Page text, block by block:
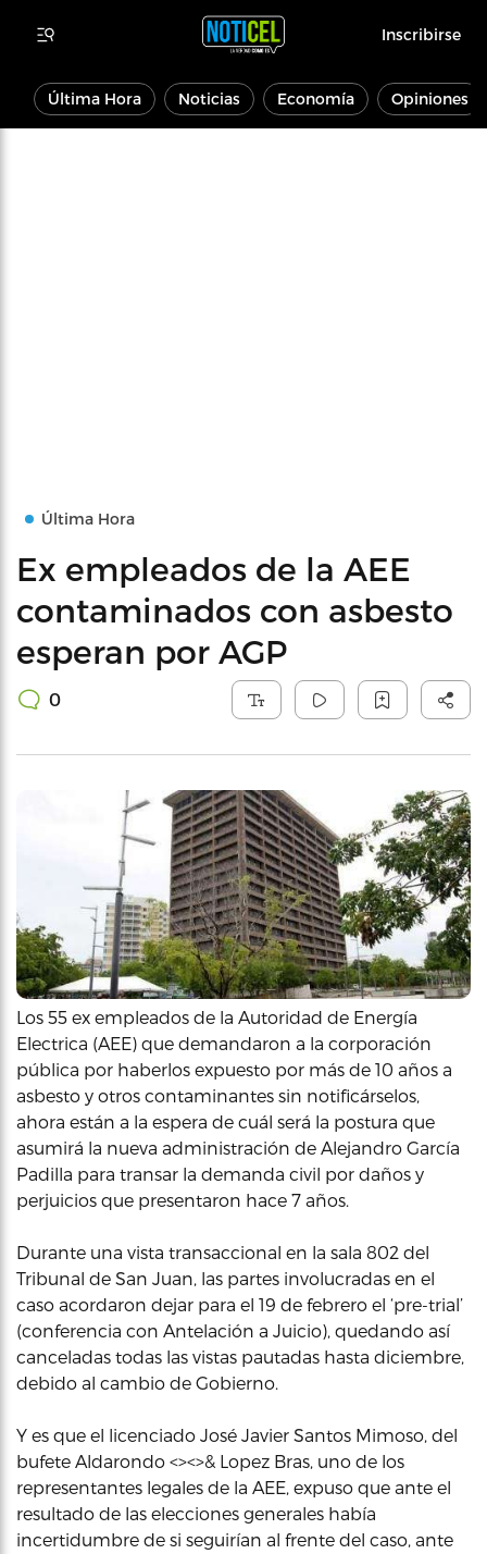
Inscribirse
Última Hora Noticias Economía Opiniones
Última Hora
Ex empleados de la AEE
contaminados con asbesto
esperan por AGP
0
Los 55 ex empleados de la Autoridad de Energía
Electrica (AEE) que demandaron a la corporación
pública por haberlos expuesto por más de 10 años a
asbesto y otros contaminantes sin notificárselos,
ahora están a la espera de cuál será la postura que
asumirá la nueva administración de Alejandro García
Padilla para transar la demanda civil por daños y
perjuicios que presentaron hace 7 años.
Durante una vista transaccional en la sala 802 del
Tribunal de San Juan, las partes involucradas en el
caso acordaron dejar para el 19 de febrero el ‘pre-trial’
(conferencia con Antelación a Juicio), quedando así
canceladas todas las vistas pautadas hasta diciembre,
debido al cambio de Gobierno.
Y es que el licenciado José Javier Santos Mimoso, del
bufete Aldarondo <><>& Lopez Bras, uno de los
representantes legales de la AEE, expuso que ante el
resultado de las elecciones generales había
incertidumbre de si seguirían al frente del caso, ante